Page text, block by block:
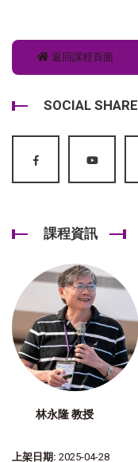
返回課程頁面
SOCIAL SHARE
課程資訊
林永隆 教授
上架日期: 2025-04-28